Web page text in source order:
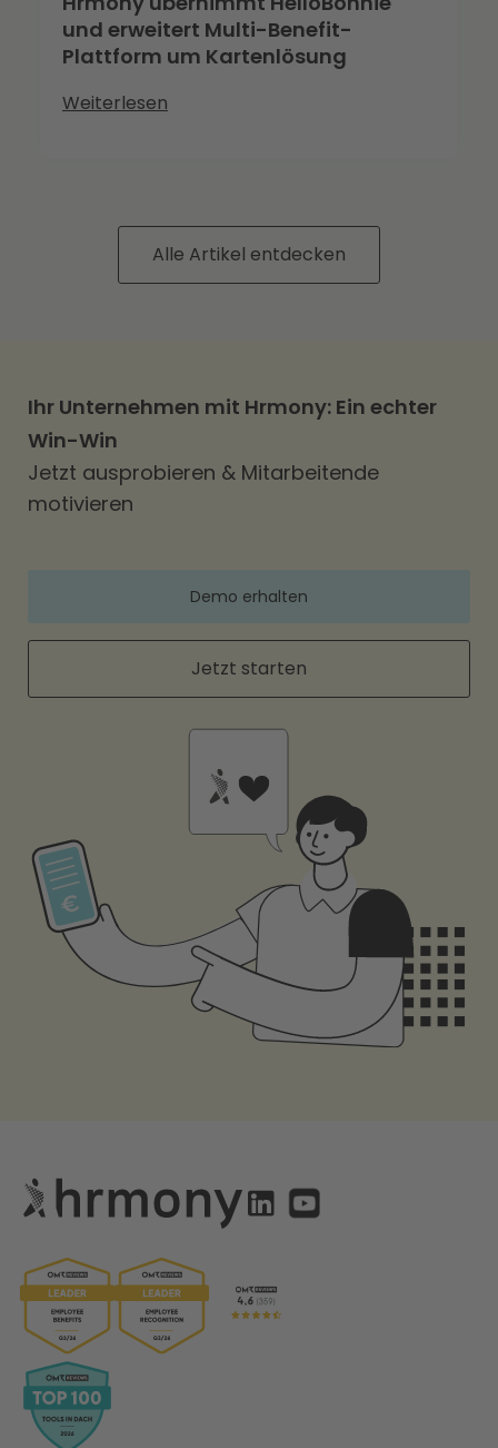
und erweitert Multi-Benefit-
Plattform um Kartenlösung
Weiterlesen
Alle Artikel entdecken
Ihr Unternehmen mit Hrmony: Ein echter
Win-Win
Jetzt ausprobieren & Mitarbeitende
motivieren
Demo erhalten
Jetzt starten